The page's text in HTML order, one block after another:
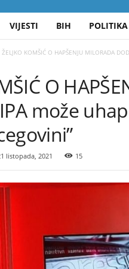
VIJESTI BIH POLITIKA
ŽELJKO KOMŠIĆ O HAPŠENJU MILORADA
O
može
listopada, 2021 15